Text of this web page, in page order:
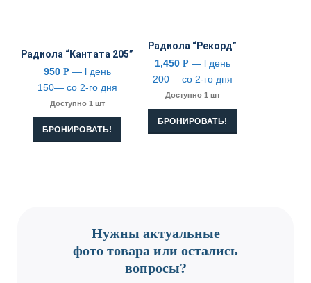
Радиола “Кантата 205”
950 Р — l день
150— со 2-го дня
Доступно 1 шт
БРОНИРОВАТЬ!
Радиола “Рекорд”
1,450 Р — l день
200— со 2-го дня
Доступно 1 шт
БРОНИРОВАТЬ!
Нужны актуальные
фото товара или остались
вопросы?